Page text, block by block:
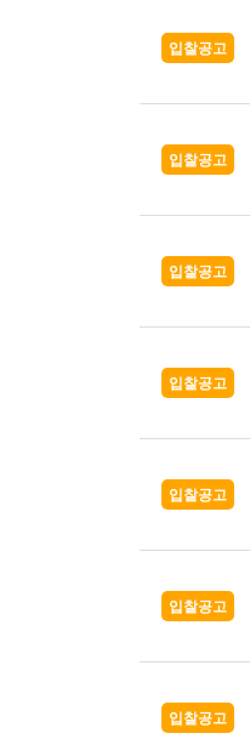
입찰공고
입찰공고
입찰공고
입찰공고
입찰공고
입찰공고
입찰공고